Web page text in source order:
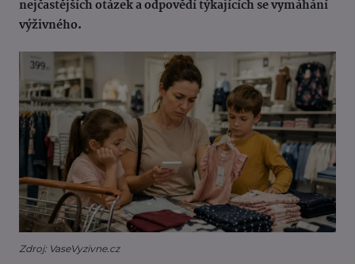
nejčastějších otázek a odpovědí týkajících se vymáhání
výživného.
Zdroj: VaseVyzivne.cz